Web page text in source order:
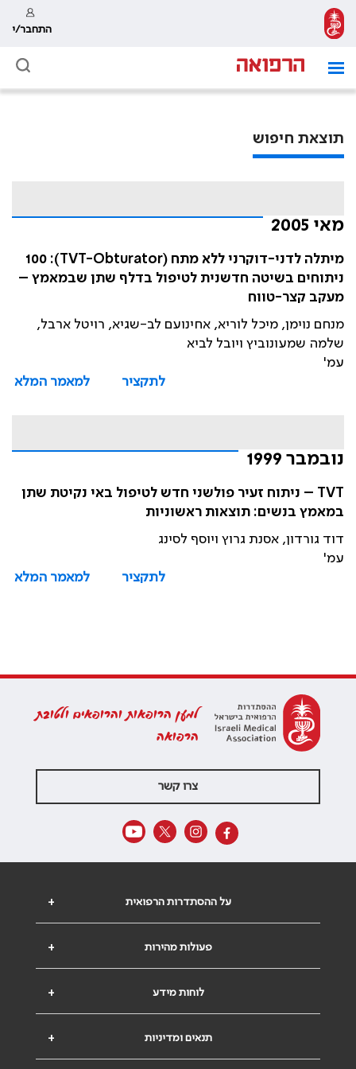
התחבר/י
תוצאת חיפוש
מאי 2005
מיתלה לדני-דוקרני ללא מתח (TVT-Obturator): 100
ניתוחים בשיטה חדשנית לטיפול בדלף שתן שבמאמץ –
מעקב קצר-טווח
מנחם נוימן, מיכל לוריא, אחינועם לב-שגיא, רויטל ארבל,
שלמה שמעונוביץ ויובל לביא
עמ'
לתקציר
למאמר המלא
נובמבר 1999
TVT – ניתוח זעיר פולשני חדש לטיפול באי נקיטת שתן
במאמץ בנשים: תוצאות ראשוניות
דוד גורדון, אסנת גרוץ ויוסף לסינג
עמ'
לתקציר
למאמר המלא
למען הרופאות והרופאים ולטובת
הרפואה
צרו קשר
+ על ההסתדרות הרפואית
+ פעולות מהירות
+ לוחות מידע
+ תנאים ומדיניות